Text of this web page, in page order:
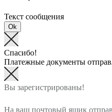
Текст сообщения
Ok
Спасибо!
Платежные документы
Вы зарегистрированы!
На ваш почтовый ящик